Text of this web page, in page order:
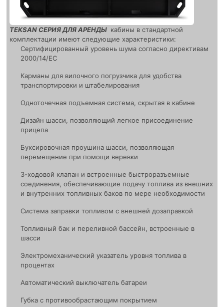
TEKSAN СЕРИЯ ДЛЯ АРЕНДЫ кабины в стандартной
комплектации имеют следующие характеристики:
Сертифицированный уровень шума согласно директивам
2000/14/EC
Карманы для вилочного погрузчика для удобства
транспортировки и штабелирования
Одноточечная подъемная система, скрытая в кабине
Дизайн шасси, позволяющий легкое присоединение
прицепа
Буксировочная проушина шасси, позволяющая
перемещение при помощи веревки
3-ходовой клапан и встроенные быстроразъемные
соединения, обеспечивающие подачу топлива из внешних
и внутренних топливных баков по мере необходимости
Система заправки топливом с внешней дозаправкой
Топливный бак и переливной бассейн, встроенные в
шасси
Электромеханический указатель уровня топлива в
процентах
Автоматический выключатель батареи
Губка с противообрастающим покрытием